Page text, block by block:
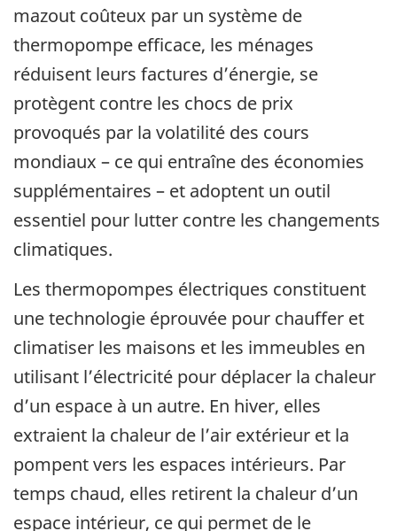
mazout coûteux par un système de
thermopompe efficace, les ménages
réduisent leurs factures d’énergie, se
protègent contre les chocs de prix
provoqués par la volatilité des cours
mondiaux – ce qui entraîne des économies
supplémentaires – et adoptent un outil
essentiel pour lutter contre les changements
climatiques.
Les thermopompes électriques constituent
une technologie éprouvée pour chauffer et
climatiser les maisons et les immeubles en
utilisant l’électricité pour déplacer la chaleur
d’un espace à un autre. En hiver, elles
extraient la chaleur de l’air extérieur et la
pompent vers les espaces intérieurs. Par
temps chaud, elles retirent la chaleur d’un
espace intérieur, ce qui permet de le